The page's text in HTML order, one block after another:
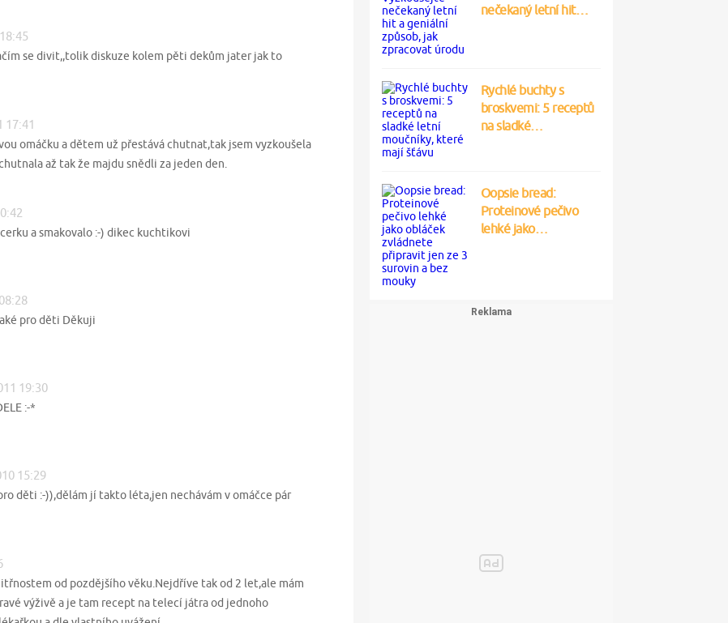
se divit,,tolik diskuze kolem pěti dekům jater jak to
17:41
omáčku a dětem už přestává chutnat,tak jsem vyzkoušela
až tak že majdu snědli za jeden den.
a smakovalo :-) dikec kuchtikovi
pro děti Děkuji
19:30
:-*
15:29
děti :-)),dělám jí takto léta,jen nechávám v omáčce pár
od pozdějšího věku.Nejdříve tak od 2 let,ale mám
výživě a je tam recept na telecí játra od jednoho
nečekaný letní hit…
Rychlé buchty s
broskvemi: 5 receptů
na sladké…
Oopsie bread:
Proteinové pečivo
lehké jako…